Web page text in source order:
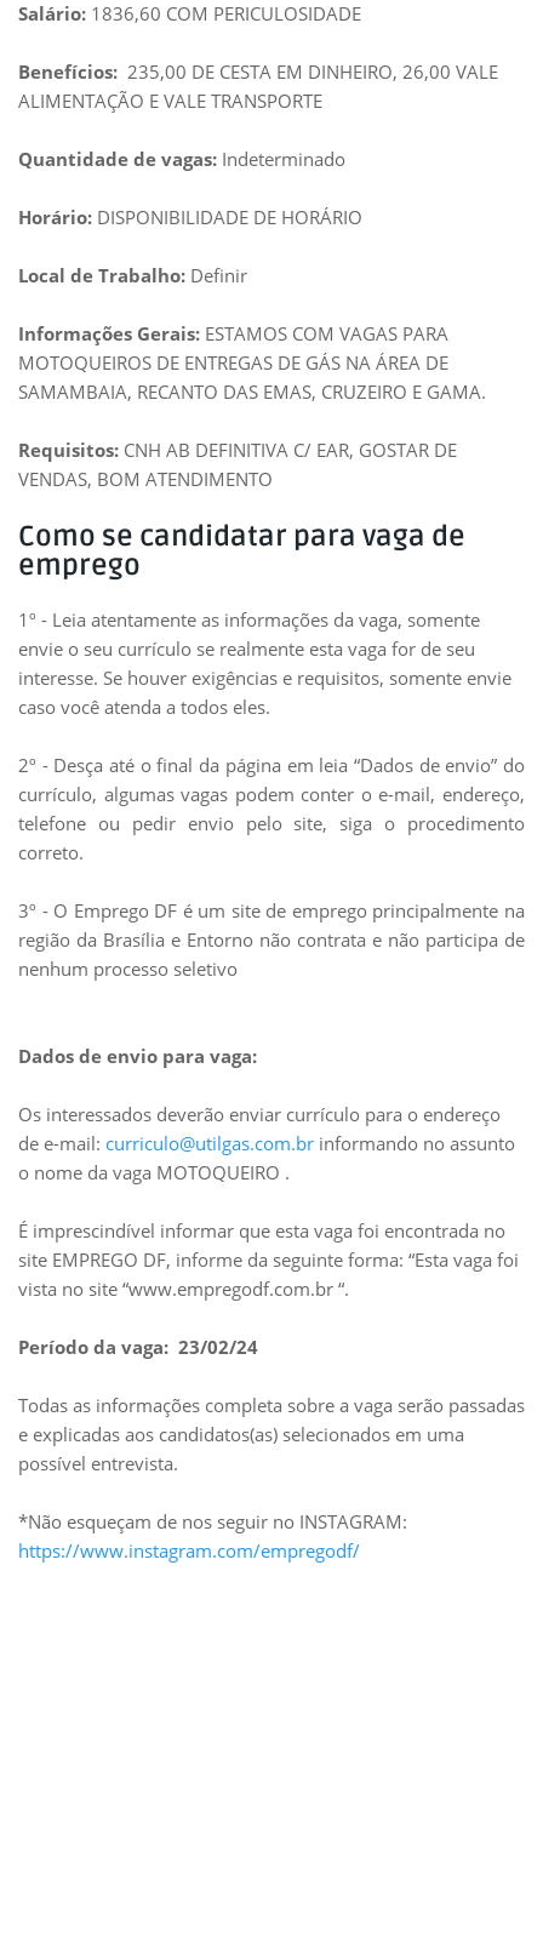
Salário: 1836,60 COM PERICULOSIDADE
Benefícios: 235,00 DE CESTA EM DINHEIRO, 26,00 VALE
ALIMENTAÇÃO E VALE TRANSPORTE
Quantidade de vagas: Indeterminado
Horário: DISPONIBILIDADE DE HORÁRIO
Local de Trabalho: Definir
Informações Gerais: ESTAMOS COM VAGAS PARA
MOTOQUEIROS DE ENTREGAS DE GÁS NA ÁREA DE
SAMAMBAIA, RECANTO DAS EMAS, CRUZEIRO E GAMA.
Requisitos: CNH AB DEFINITIVA C/ EAR, GOSTAR DE
VENDAS, BOM ATENDIMENTO
Como se candidatar para vaga de
emprego
1º - Leia atentamente as informações da vaga, somente
envie o seu currículo se realmente esta vaga for de seu
interesse. Se houver exigências e requisitos, somente envie
caso você atenda a todos eles.
2º - Desça até o final da página em leia “Dados de envio” do
currículo, algumas vagas podem conter o e-mail, endereço,
telefone ou pedir envio pelo site, siga o procedimento
correto.
3º - O Emprego DF é um site de emprego principalmente na
região da Brasília e Entorno não contrata e não participa de
nenhum processo seletivo
Dados de envio para vaga:
Os interessados deverão enviar currículo para o endereço
de e-mail: curriculo@utilgas.com.br informando no assunto
o nome da vaga MOTOQUEIRO .
É imprescindível informar que esta vaga foi encontrada no
site EMPREGO DF, informe da seguinte forma: “Esta vaga foi
vista no site “www.empregodf.com.br “.
Período da vaga: 23/02/24
Todas as informações completa sobre a vaga serão passadas
e explicadas aos candidatos(as) selecionados em uma
possível entrevista.
*Não esqueçam de nos seguir no INSTAGRAM:
https://www.instagram.com/empregodf/